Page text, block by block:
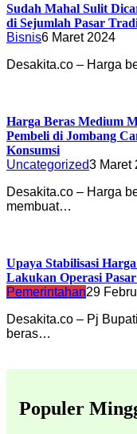
Sudah Mahal Sulit
di Sejumlah Pasar
Bisnis6 Maret 2024
Desakita.co – Harga
Harga Beras Medium
Pembeli di Jombang
Konsumsi
Uncategorized3 Maret
Desakita.co – Harga
membuat…
Upaya Stabilisasi
Lakukan Operasi
Pemerintahan29
Desakita.co – Pj
beras…
Populer